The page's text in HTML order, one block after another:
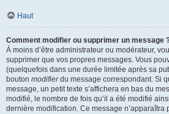
Haut
Comment modifier ou supprimer un message
À moins d’être administrateur ou modérateur,
supprimer que vos propres messages. Vous
(quelquefois dans une durée limitée après sa
bouton modifierdu message correspondant. Si
message, un petit texte s’affichera en bas du
modifié, le nombre de fois qu’il a été modifié
dernière modification. Ce message n’apparaîtra